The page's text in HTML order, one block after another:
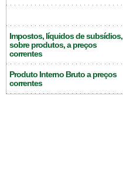
Impostos, líquidos de subsídios,
sobre produtos, a preços
correntes
Produto Interno Bruto a preços
correntes